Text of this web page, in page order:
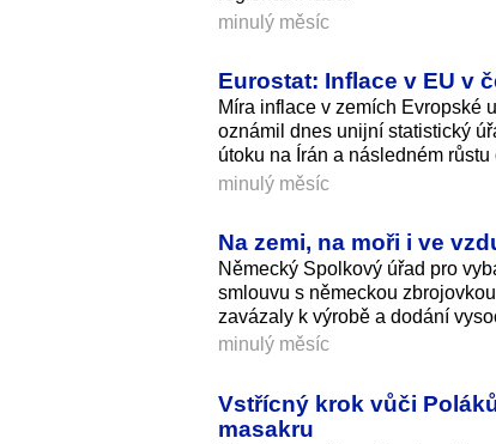
minulý měsíc
Eurostat: Inflace v EU v
Míra inflace v zemích Evropské
oznámil dnes unijní statistický
útoku na Írán a následném růstu
minulý měsíc
Na zemi, na moři i ve
Německý Spolkový úřad pro
smlouvu s německou
zavázaly k výrobě a dodání
minulý měsíc
Vstřícný krok vůči
masakru